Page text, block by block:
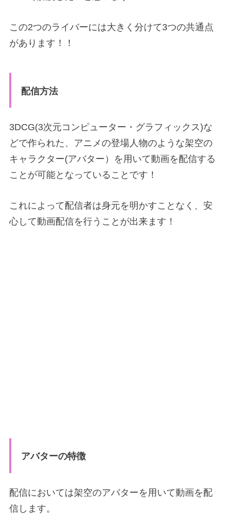
この2つのライバーには大きく分けて3つの共通点
があります！！
配信方法
3DCG(3次元コンピューター・グラフィックス)な
どで作られた、アニメの登場人物のような架空の
キャラクター(アバター）を用いて動画を配信する
ことが可能となっていることです！
これによって配信者は身元を明かすことなく、安
心して動画配信を行うことが出来ます！
アバターの特徴
配信においては架空のアバターを用いて動画を配
信します。